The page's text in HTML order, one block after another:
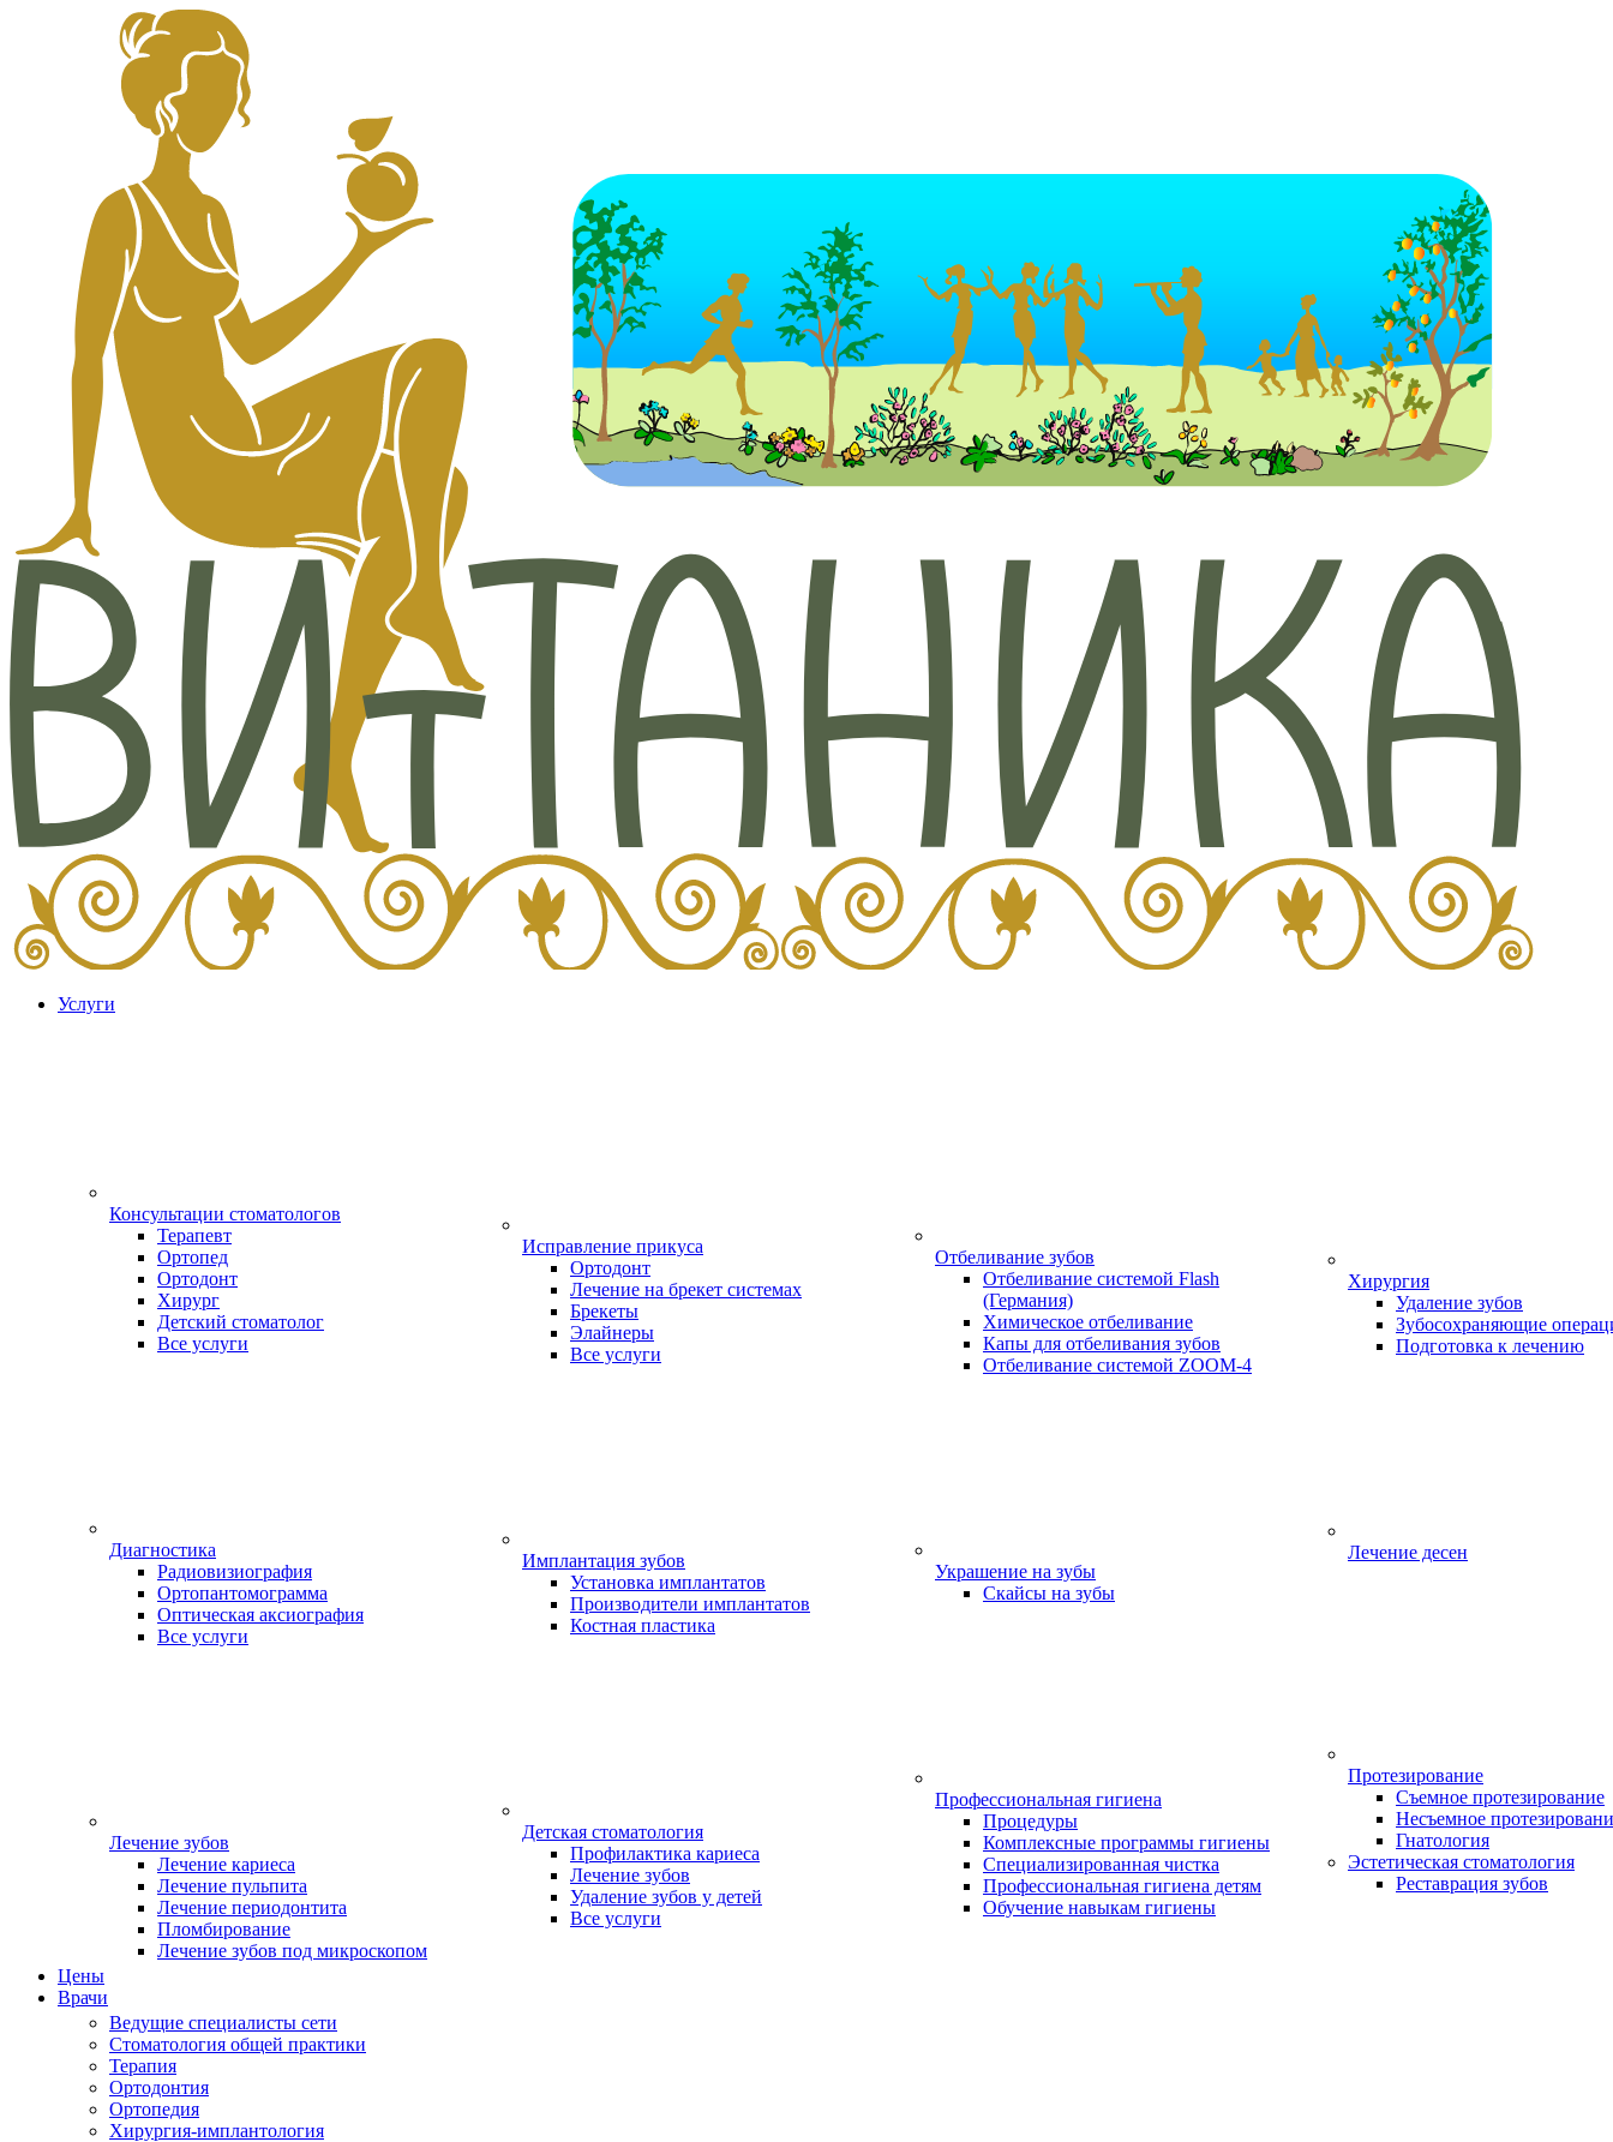
Услуги
Консультации стоматологов
Терапевт
Ортопед
Ортодонт
Хирург
Детский стоматолог
Все услуги
Диагностика
Радиовизиография
Ортопантомограмма
Оптическая аксиография
Все услуги
Лечение зубов
Лечение кариеса
Лечение пульпита
Лечение периодонтита
Пломбирование
Лечение зубов под микроскопом
Исправление прикуса
Ортодонт
Лечение на брекет системах
Брекеты
Элайнеры
Все услуги
Имплантация зубов
Установка имплантатов
Производители имплантатов
Костная пластика
Детская стоматология
Профилактика кариеса
Лечение зубов
Удаление зубов у детей
Все услуги
Отбеливание зубов
Отбеливание системой Flash
(Германия)
Химическое отбеливание
Капы для отбеливания зубов
Отбеливание системой ZOOM-4
Украшение на зубы
Скайсы на зубы
Профессиональная гигиена
Процедуры
Комплексные программы гигиены
Специализированная чистка
Профессиональная гигиена детям
Обучение навыкам гигиены
Хирургия
Удаление зубов
Зубосохраняющие
Подготовка к лечению
Лечение десен
Протезирование
Съемное протезирование
Несъемное
Гнатология
Эстетическая стоматология
Реставрация зубов
Цены
Врачи
Ведущие специалисты сети
Стоматология общей практики
Терапия
Ортодонтия
Ортопедия
Хирургия-имплантология